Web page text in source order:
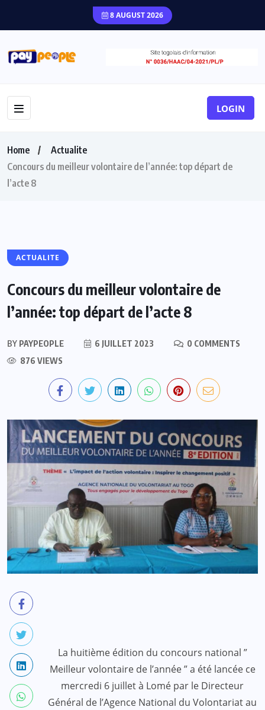
8 AUGUST 2026
LOGIN
Home
Actualite
Concours du meilleur volontaire de l’année: top départ de
l’acte 8
ACTUALITE
Concours du meilleur volontaire de
l’année: top départ de l’acte 8
BY PAYPEOPLE 6 JUILLET 2023
0 COMMENTS
876 VIEWS
La huitième édition du concours national ”
Meilleur volontaire de l’année ” a été lancée ce
mercredi 6 juillet à Lomé par le Directeur
Général de l’Agence National du Volontariat au